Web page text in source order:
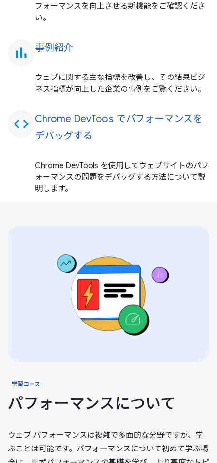
フォーマンスを向上させる新機能をご確認くださ
い。
bar_chart 事例紹介
ウェブに関する主な指標を改善し、その結果ビジ
ネス指標が向上した企業の事例をご覧ください。
code Chrome DevTools でパフォーマンスを
デバッグする
Chrome DevTools を使用してウェブサイトのパフ
ォーマンスの問題をデバッグする方法について説
明します。
学習コース
パフォーマンスについて
ウェブ パフォーマンスは複雑で多面的な分野ですが、学
ぶことは可能です。パフォーマンスについて初めて学ぶ場